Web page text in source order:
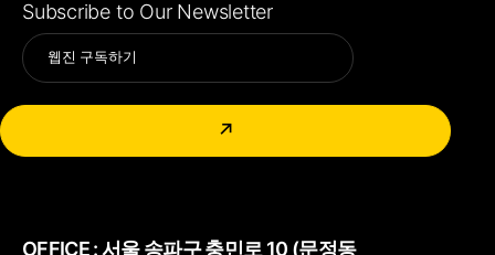
Subscribe to Our Newsletter
↗
Alternative:
OFFICE :서울 송파구 충민로 10 (문정동